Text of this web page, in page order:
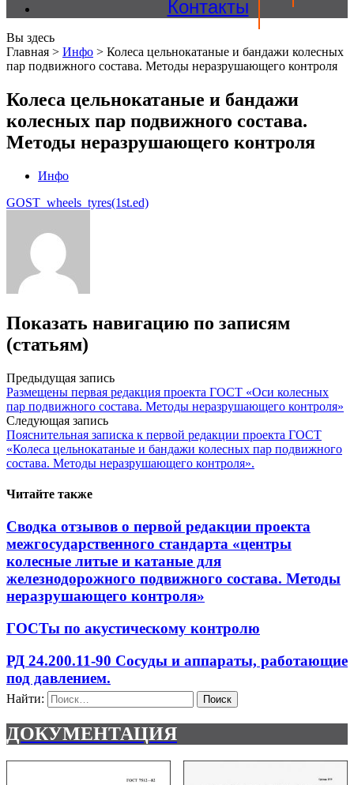
Контакты
Вы здесь
Главная > Инфо > Колеса цельнокатаные и бандажи колесных
пар подвижного состава. Методы неразрушающего контроля
Колеса цельнокатаные и бандажи
колесных пар подвижного состава.
Методы неразрушающего контроля
Инфо
GOST_wheels_tyres(1st.ed)
Показать навигацию по записям
(статьям)
Предыдущая запись
Размещены первая редакция проекта ГОСТ «Оси колесных
пар подвижного состава. Методы неразрушающего контроля»
Следующая запись
Пояснительная записка к первой редакции проекта ГОСТ
«Колеса цельнокатаные и бандажи колесных пар подвижного
состава. Методы неразрушающего контроля».
Читайте также
Сводка отзывов о первой редакции проекта
межгосударственного стандарта «центры
колесные литые и катаные для
железнодорожного подвижного состава. Методы
неразрушающего контроля»
ГОСТы по акустическому контролю
РД 24.200.11-90 Сосуды и аппараты, работающие
под давлением.
Найти:
ДОКУМЕНТАЦИЯ